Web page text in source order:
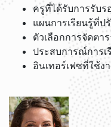
ครูที่ได้รับการรับร
แผนการเรียนรู้ที่ป
ตัวเลือกการจัดตา
ประสบการณ์การเ
อินเทอร์เฟซที่ใช้ง